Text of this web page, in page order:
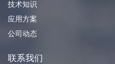
技术知识
应用方案
公司动态
联系我们